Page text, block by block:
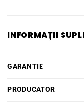
INFORMAȚII
GARANTIE
PRODUCATOR